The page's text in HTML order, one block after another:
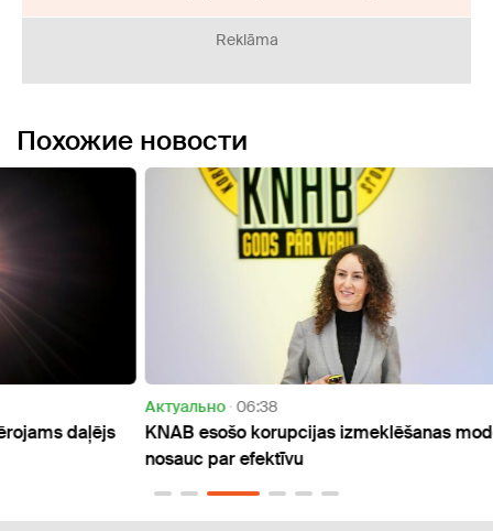
Reklāma
Похожие новости
06:38
KNAB esošo korupcijas izmeklēšanas modeli
nosauc par efektīvu